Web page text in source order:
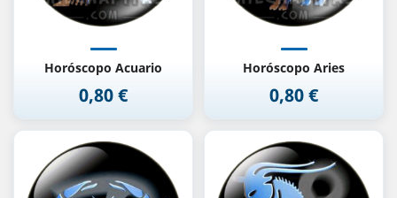
Horóscopo Acuario
Precio
0,80 €
Horóscopo Aries
Precio
0,80 €